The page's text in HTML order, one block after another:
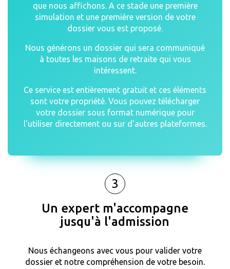
que nous affichons. A ce stade une première
simulation et une première version de votre
dossier vous est proposé.
Nous générons un dossier qui sera communiqué
à toutes les maisons de retraite qui vous
intéressent.
Ce service est entièrement gratuit et ces éléments
sont votre propriété. Vous pouvez télécharger
votre dossier sous format numérique pour
l'utiliser directement ou sur d'autres plateformes.
3
Un expert m'accompagne
jusqu'à l'admission
Nous échangeons avec vous pour valider votre
dossier et notre compréhension de votre besoin.